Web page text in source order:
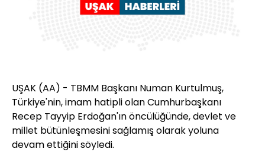
UŞAK (AA) - TBMM Başkanı Numan Kurtulmuş,
Türkiye'nin, imam hatipli olan Cumhurbaşkanı
Recep Tayyip Erdoğan'ın öncülüğünde, devlet ve
millet bütünleşmesini sağlamış olarak yoluna
devam ettiğini söyledi.